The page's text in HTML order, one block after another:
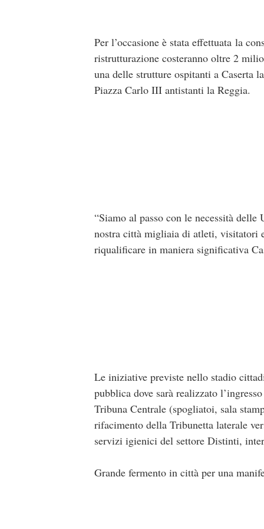
Per l’occasione è stata effettuata la
ristrutturazione costeranno oltre 2
una delle strutture ospitanti a Caserta
Piazza Carlo III antistanti la Reggia.
“Siamo al passo con le necessità
nostra città migliaia di atleti, visitatori
riqualificare in maniera significativa
Le iniziative previste nello stadio
pubblica dove sarà realizzato
Tribuna Centrale (spogliatoi, sala
rifacimento della Tribunetta laterale
servizi igienici del settore Distinti,
Grande fermento in città per una